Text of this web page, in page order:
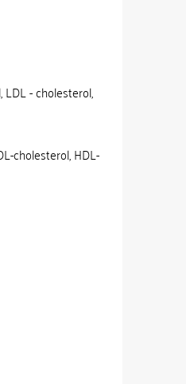
- cholesterol,
cholesterol, HDL-